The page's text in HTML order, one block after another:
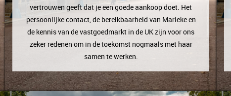
vertrouwen geeft dat je een goede aankoop doet. Het
persoonlijke contact, de bereikbaarheid van Marieke en
de kennis van de vastgoedmarkt in de UK zijn voor ons
zeker redenen om in de toekomst nogmaals met haar
samen te werken.